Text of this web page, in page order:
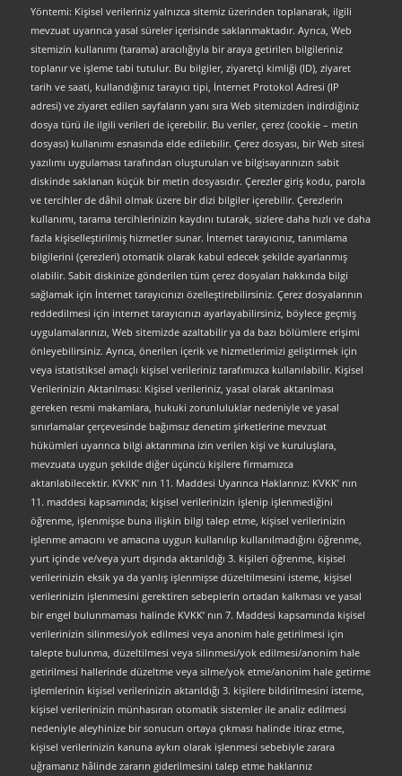
Yöntemi: Kişisel verileriniz yalnızca sitemiz üzerinden toplanarak, ilgili
mevzuat uyarınca yasal süreler içerisinde saklanmaktadır. Ayrıca, Web
sitemizin kullanımı (tarama) aracılığıyla bir araya getirilen bilgileriniz
toplanır ve işleme tabi tutulur. Bu bilgiler, ziyaretçi kimliği (ID), ziyaret
tarih ve saati, kullandığınız tarayıcı tipi, İnternet Protokol Adresi (IP
adresi) ve ziyaret edilen sayfaların yanı sıra Web sitemizden indirdiğiniz
dosya türü ile ilgili verileri de içerebilir. Bu veriler, çerez (cookie – metin
dosyası) kullanımı esnasında elde edilebilir. Çerez dosyası, bir Web sitesi
yazılımı uygulaması tarafından oluşturulan ve bilgisayarınızın sabit
diskinde saklanan küçük bir metin dosyasıdır. Çerezler giriş kodu, parola
ve tercihler de dâhil olmak üzere bir dizi bilgiler içerebilir. Çerezlerin
kullanımı, tarama tercihlerinizin kaydını tutarak, sizlere daha hızlı ve daha
fazla kişiselleştirilmiş hizmetler sunar. İnternet tarayıcınız, tanımlama
bilgilerini (çerezleri) otomatik olarak kabul edecek şekilde ayarlanmış
olabilir. Sabit diskinize gönderilen tüm çerez dosyaları hakkında bilgi
sağlamak için İnternet tarayıcınızı özelleştirebilirsiniz. Çerez dosyalarının
reddedilmesi için internet tarayıcınızı ayarlayabilirsiniz, böylece geçmiş
uygulamalarınızı, Web sitemizde azaltabilir ya da bazı bölümlere erişimi
önleyebilirsiniz. Ayrıca, önerilen içerik ve hizmetlerimizi geliştirmek için
veya istatistiksel amaçlı kişisel verileriniz tarafımızca kullanılabilir. Kişisel
Verilerinizin Aktarılması: Kişisel verileriniz, yasal olarak aktarılması
gereken resmi makamlara, hukuki zorunluluklar nedeniyle ve yasal
sınırlamalar çerçevesinde bağımsız denetim şirketlerine mevzuat
hükümleri uyarınca bilgi aktarımına izin verilen kişi ve kuruluşlara,
mevzuata uygun şekilde diğer üçüncü kişilere firmamızca
aktarılabilecektir. KVKK’ nın 11. Maddesi Uyarınca Haklarınız: KVKK’ nın
11. maddesi kapsamında; kişisel verilerinizin işlenip işlenmediğini
öğrenme, işlenmişse buna ilişkin bilgi talep etme, kişisel verilerinizin
işlenme amacını ve amacına uygun kullanılıp kullanılmadığını öğrenme,
yurt içinde ve/veya yurt dışında aktarıldığı 3. kişileri öğrenme, kişisel
verilerinizin eksik ya da yanlış işlenmişse düzeltilmesini isteme, kişisel
verilerinizin işlenmesini gerektiren sebeplerin ortadan kalkması ve yasal
bir engel bulunmaması halinde KVKK’ nın 7. Maddesi kapsamında kişisel
verilerinizin silinmesi/yok edilmesi veya anonim hale getirilmesi için
talepte bulunma, düzeltilmesi veya silinmesi/yok edilmesi/anonim hale
getirilmesi hallerinde düzeltme veya silme/yok etme/anonim hale getirme
işlemlerinin kişisel verilerinizin aktarıldığı 3. kişilere bildirilmesini isteme,
kişisel verilerinizin münhasıran otomatik sistemler ile analiz edilmesi
nedeniyle aleyhinize bir sonucun ortaya çıkması halinde itiraz etme,
kişisel verilerinizin kanuna aykırı olarak işlenmesi sebebiyle zarara
uğramanız hâlinde zararın giderilmesini talep etme haklarınız